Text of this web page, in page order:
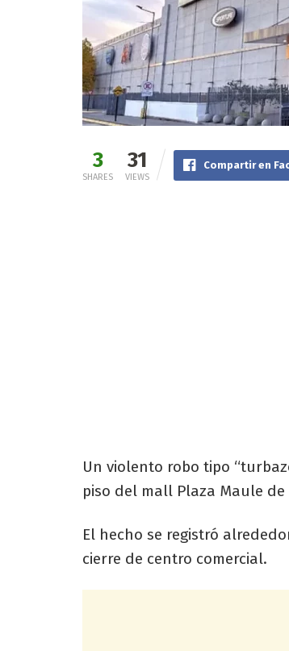
3
SHARES
31
VIEWS
Compartir en
Un violento robo tipo
piso del mall Plaza Maule de
El hecho se registró
cierre de centro comercial.